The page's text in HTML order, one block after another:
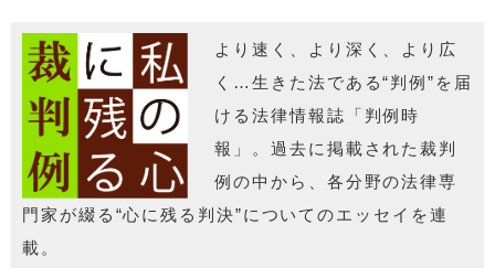
より速く、より深く、より広
く…生きた法である“判例”を届
ける法律情報誌「判例時
報」。過去に掲載された裁判
例の中から、各分野の法律専
門家が綴る“心に残る判決”についてのエッセイを連
載。